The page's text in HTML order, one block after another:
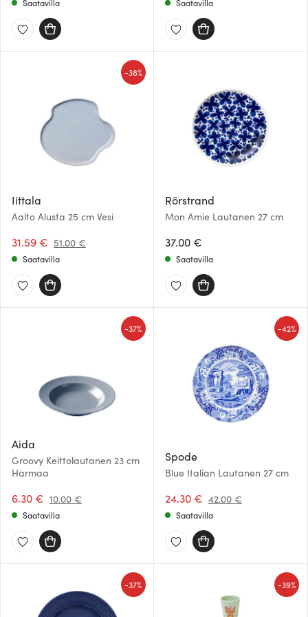
Saatavilla Saatavilla
Iittala
Aalto Alusta 25 cm Vesi
31.59 € 51.00 €
-38%
Saatavilla
Rörstrand
Mon Amie Lautanen 27 cm
37.00 €
Saatavilla
Aida
Groovy Keittolautanen 23 cm
Harmaa
6.30 € 10.00 €
-37%
Saatavilla
Spode
Blue Italian Lautanen 27 cm
24.30 € 42.00 €
-42%
Saatavilla
-37% -39%